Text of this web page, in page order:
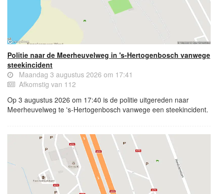
Politie naar de Meerheuvelweg in 's-Hertogenbosch vanwege
steekincident
Maandag 3 augustus 2026 om 17:41
Afkomstig van 112
Op 3 augustus 2026 om 17:40 is de politie uitgereden naar
Meerheuvelweg te 's-Hertogenbosch vanwege een steekincident.